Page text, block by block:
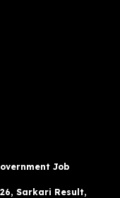
Job
Sarkari Result,